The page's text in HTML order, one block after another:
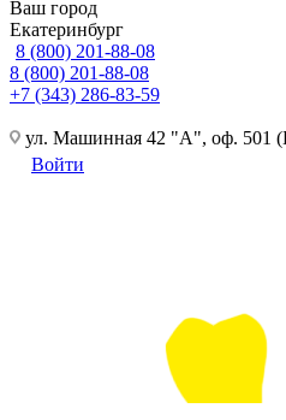
Ваш город
Екатеринбург
8 (800) 201-88-08
8 (800) 201-88-08
+7 (343) 286-83-59
ул. Машинная 42 "А", оф. 501
Войти